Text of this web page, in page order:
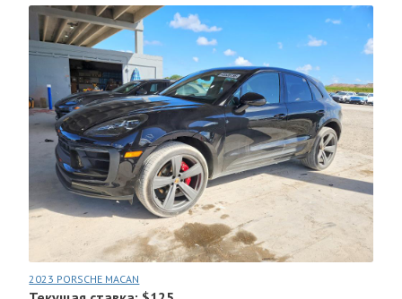
2023 PORSCHE MACAN